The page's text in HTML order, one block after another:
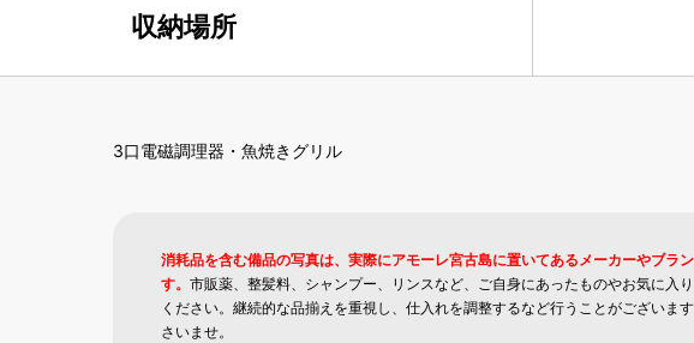
収納場所
3口電磁調理器・魚焼きグリル
消耗品を含む備品の写真は、実際にアモーレ宮古島に置いてあるメーカーやブラ
す。 市販薬、整髪料、シャンプー、リンスなど、ご自身にあったものやお気に入
ください。継続的な品揃えを重視し、仕入れを調整するなど行うことがございま
さいませ。